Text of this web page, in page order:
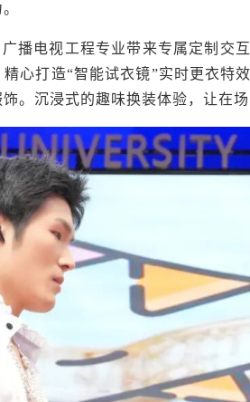
播电视工程专业带来专属定制交
精心打造“智能试衣镜”实时更衣特
。沉浸式的趣味换装体验，让在